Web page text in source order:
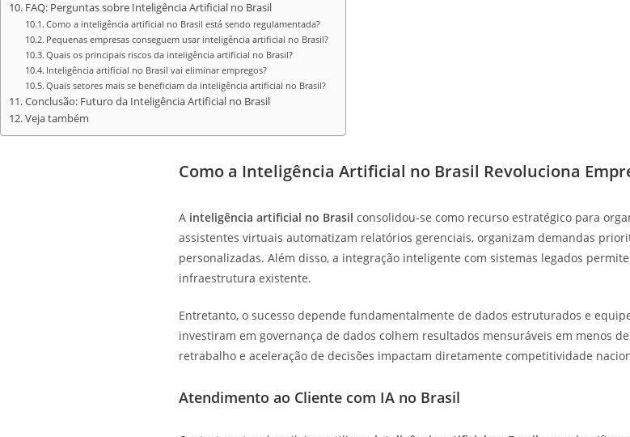
FAQ: Perguntas sobre Inteligência Artificial no Brasil
Como a inteligência artificial no Brasil está sendo regulamentada?
Pequenas empresas conseguem usar inteligência artificial no Brasil?
Quais os principais riscos da inteligência artificial no Brasil?
Inteligência artificial no Brasil vai eliminar empregos?
Quais setores mais se beneficiam da inteligência artificial no Brasil?
Conclusão: Futuro da Inteligência Artificial no Brasil
Veja também
Como a Inteligência Artificial no Brasil Revoluciona
A inteligência artificial no Brasil consolidou-se como recurso estratégico para
assistentes virtuais automatizam relatórios gerenciais, organizam demandas
personalizadas. Além disso, a integração inteligente com sistemas legados
infraestrutura existente.
Entretanto, o sucesso depende fundamentalmente de dados estruturados e
investiram em governança de dados colhem resultados mensuráveis em menos
retrabalho e aceleração de decisões impactam diretamente competitividade
Atendimento ao Cliente com IA no Brasil